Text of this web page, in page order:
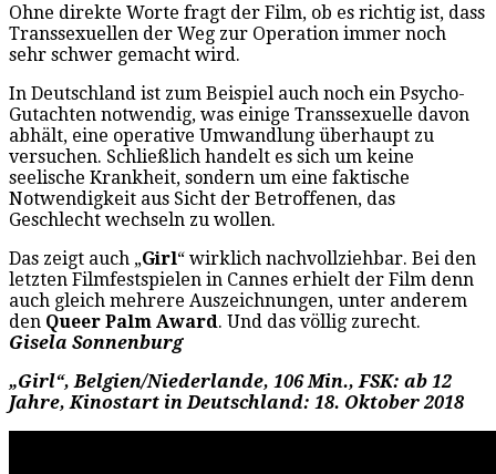
Ohne direkte Worte fragt der Film, ob es richtig ist, dass
Transsexuellen der Weg zur Operation immer noch
sehr schwer gemacht wird.
In Deutschland ist zum Beispiel auch noch ein Psycho-
Gutachten notwendig, was einige Transsexuelle davon
abhält, eine operative Umwandlung überhaupt zu
versuchen. Schließlich handelt es sich um keine
seelische Krankheit, sondern um eine faktische
Notwendigkeit aus Sicht der Betroffenen, das
Geschlecht wechseln zu wollen.
Das zeigt auch „Girl“ wirklich nachvollziehbar. Bei den
letzten Filmfestspielen in Cannes erhielt der Film denn
auch gleich mehrere Auszeichnungen, unter anderem
den Queer Palm Award. Und das völlig zurecht.
Gisela Sonnenburg
„Girl“, Belgien/Niederlande, 106 Min., FSK: ab 12
Jahre, Kinostart in Deutschland: 18. Oktober 2018